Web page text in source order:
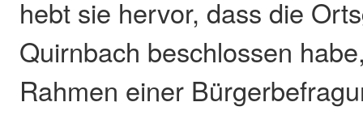
hebt sie hervor, dass die
Quirnbach beschlossen
Rahmen einer